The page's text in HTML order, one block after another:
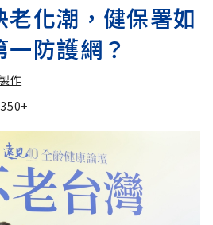
化潮，健保署如
防護網？
作